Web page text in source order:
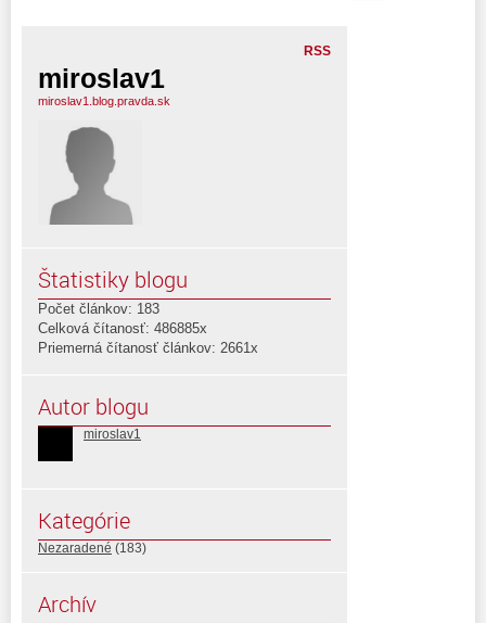
RSS
miroslav1
miroslav1.blog.pravda.sk
Štatistiky blogu
Počet článkov: 183
Celková čítanosť: 486885x
Priemerná čítanosť článkov: 2661x
Autor blogu
miroslav1
Kategórie
Nezaradené (183)
Archív